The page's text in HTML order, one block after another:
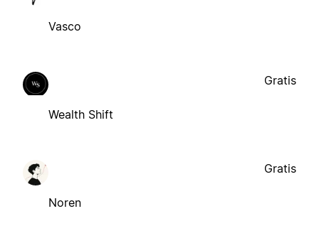
Vasco
Wealth Shift
Gratis
Noren
Gratis